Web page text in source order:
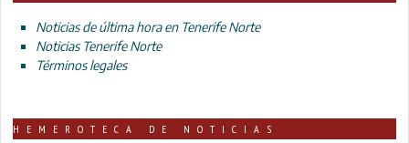
Noticias de última hora en Tenerife Norte
Noticias Tenerife Norte
Términos legales
HEMEROTECA DE NOTICIAS